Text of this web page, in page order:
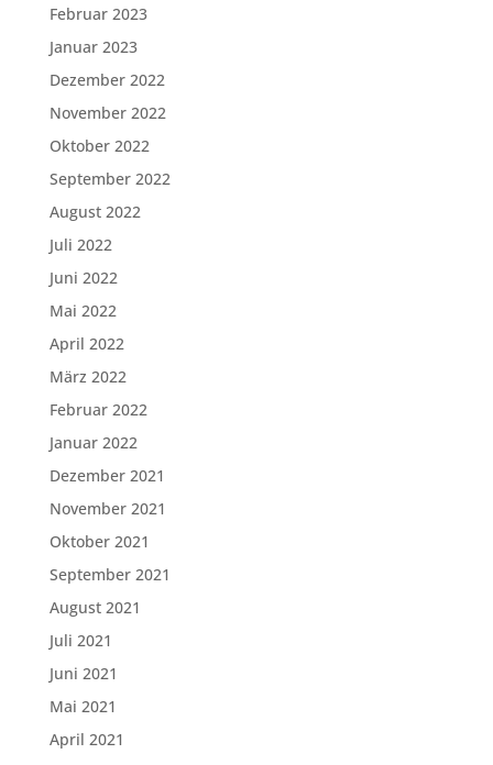
Februar 2023
Januar 2023
Dezember 2022
November 2022
Oktober 2022
September 2022
August 2022
Juli 2022
Juni 2022
Mai 2022
April 2022
März 2022
Februar 2022
Januar 2022
Dezember 2021
November 2021
Oktober 2021
September 2021
August 2021
Juli 2021
Juni 2021
Mai 2021
April 2021